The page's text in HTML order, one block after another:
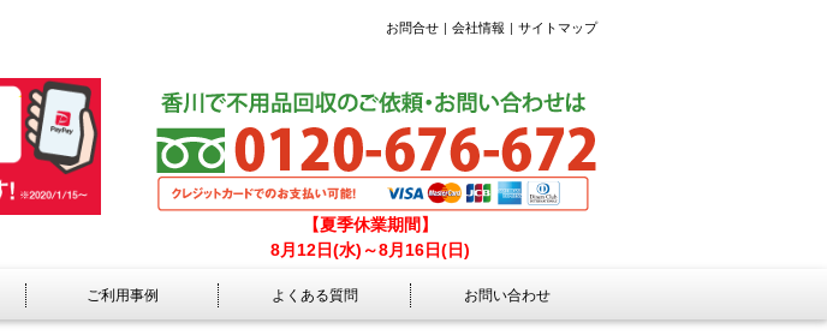
お問合せ 会社情報 サイトマップ
【夏季休業期間】
8月12日(水)～8月16日(日)
ご利用事例 よくある質問 お問い合わせ